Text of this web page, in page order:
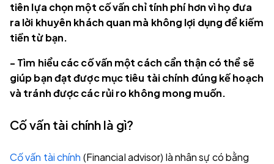
tiên lựa chọn một cố vấn chỉ tính phí hơn vì họ đưa
ra lời khuyên khách quan mà không lợi dụng để kiếm
tiền từ bạn.
- Tìm hiểu các cố vấn một cách cẩn thận có thể sẽ
giúp bạn đạt được mục tiêu tài chính đúng kế hoạch
và tránh được các rủi ro không mong muốn.
Cố vấn tài chính là gì?
Cố vấn tài chính (Financial advisor) là nhân sự có bằng